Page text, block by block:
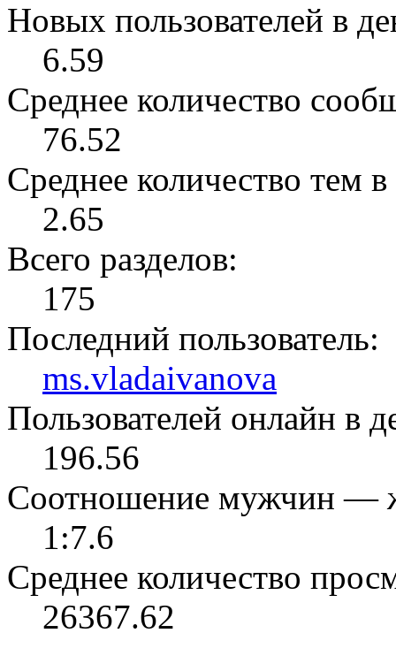
Новых пользователей в
6.59
Среднее количество
76.52
Среднее количество тем
2.65
Всего разделов:
175
Последний пользователь:
ms.vladaivanova
Пользователей онлайн в
196.56
Соотношение мужчин —
1:7.6
Среднее количество
26367.62